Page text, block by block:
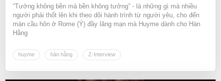
“Tưởng không bền mà bền không tưởng” - là những gì mà nhiều
người phải thốt lên khi theo dõi hành trình từ người yêu, cho đến
màn cầu hôn ở Rome (Ý) đầy lãng mạn mà Huyme dành cho Hàn
Hằng
huyme hàn hằng Z-Interview